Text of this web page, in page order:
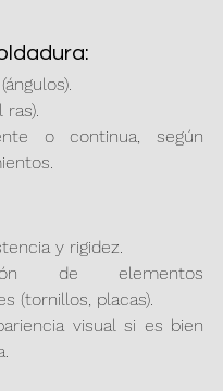
ras).
o continua, según
y rigidez.
de elementos
(tornillos, placas).
visual si es bien